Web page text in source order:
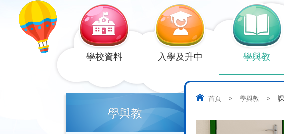
學校資料 入學及升中 學與教
首頁 > 學與教 >
學與教